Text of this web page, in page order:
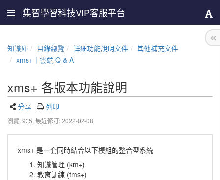
集智學習科技VIP客服平台
知識庫 目錄總覽 詳細功能說明文件
其他補充文件
xms+｜雲端 Q & A
xms+ 各版本功能說明
分享 列印
瀏覽: 935, 最近修訂: 2022-02-08
xms+ 是一套同時結合以下模組的整合型系統
知識管理 (km+)
教育訓練 (tms+)